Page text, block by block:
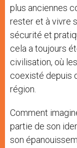
plus anciennes
rester et à vivre
sécurité et
cela a toujours
civilisation, où
coexisté depuis
région.
Comment
partie de son
son